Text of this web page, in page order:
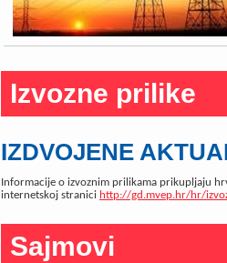
Izvozne prilike
IZDVOJENE
Informacije o izvoznim prilikama prikupljaju
internetskoj stranici http://gd.mvep.hr/hr/
Sajmovi